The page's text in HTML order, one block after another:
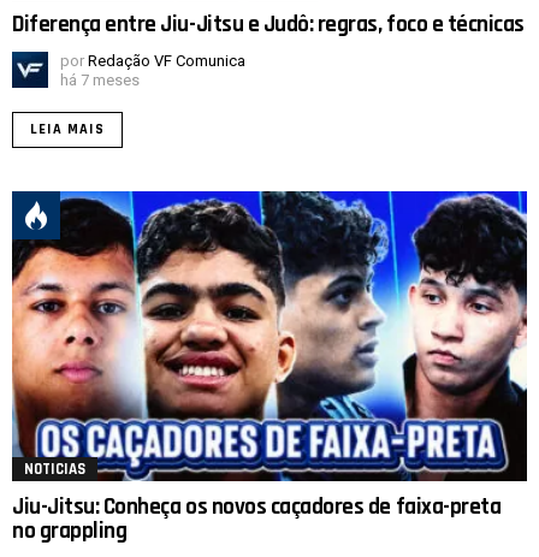
Diferença entre Jiu-Jitsu e Judô: regras, foco e técnicas
por Redação VF Comunica
há 7 meses
LEIA MAIS
NOTICIAS
Jiu-Jitsu: Conheça os novos caçadores de faixa-preta
no grappling